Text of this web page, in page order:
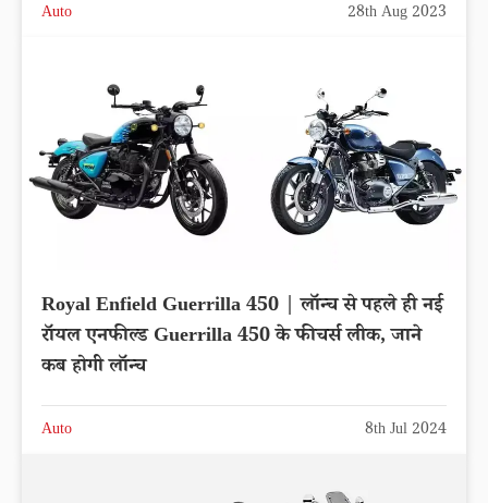
Auto 28th Aug 2023
Royal Enfield Guerrilla 450 | लॉन्च से पहले ही नई
रॉयल एनफील्ड Guerrilla 450 के फीचर्स लीक, जाने
कब होगी लॉन्च
Auto 8th Jul 2024